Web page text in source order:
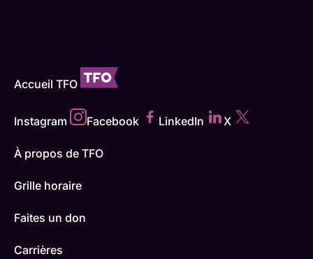
Accueil TFO
Instagram Facebook LinkedIn X
À propos de TFO
Grille horaire
Faites un don
Carrières